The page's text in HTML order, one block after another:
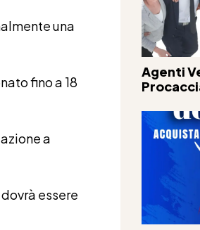
una
fino a 18
a
essere
Agenti